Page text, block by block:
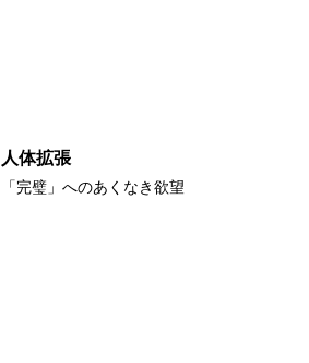
人体拡張
「完璧」へのあくなき欲望